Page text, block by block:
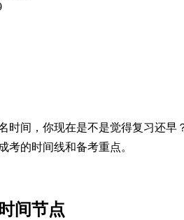
时间，你现在是不是觉得复习还早
考的时间线和备考重点。
间节点